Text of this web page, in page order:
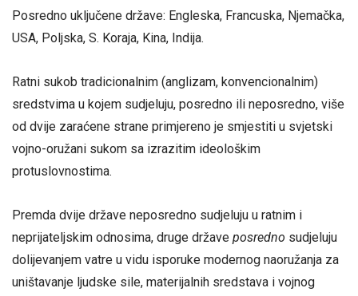
Posredno uključene države: Engleska, Francuska, Njemačka,
USA, Poljska, S. Koraja, Kina, Indija.
Ratni sukob tradicionalnim (anglizam, konvencionalnim)
sredstvima u kojem sudjeluju, posredno ili neposredno, više
od dvije zaraćene strane primjereno je smjestiti u svjetski
vojno-oružani sukom sa izrazitim ideološkim
protuslovnostima.
Premda dvije države neposredno sudjeluju u ratnim i
neprijateljskim odnosima, druge države posredno sudjeluju
dolijevanjem vatre u vidu isporuke modernog naoružanja za
uništavanje ljudske sile, materijalnih sredstava i vojnog